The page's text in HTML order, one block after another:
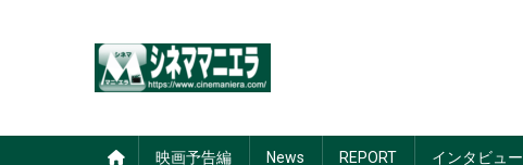
映画予告編 News REPORT インタビュー